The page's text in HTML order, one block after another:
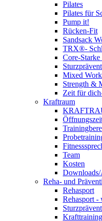
Pilates
Pilates für
Pump it!
Rücken-Fit
Sandsack
TRX®-
Core-
Mixed
Strength &
Zeit für
Kraftraum
Team
Kosten
Reha- und
Rehasport
Rehasport -